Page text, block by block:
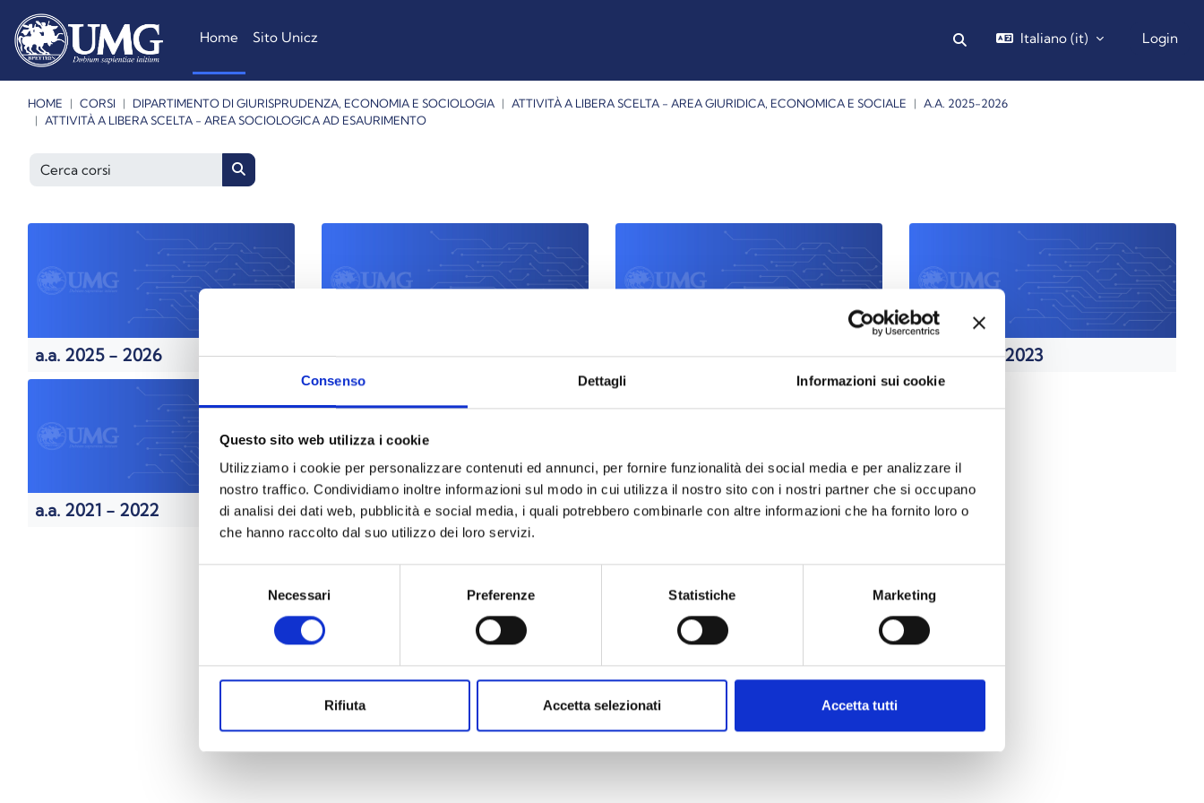
Consenso Dettagli Informazioni sui cookie
Questo sito web utilizza i cookie
Utilizziamo i cookie per personalizzare contenuti ed annunci, per fornire funzionalità dei social media e per analizzare il
nostro traffico. Condividiamo inoltre informazioni sul modo in cui utilizza il nostro sito con i nostri partner che si occupano
di analisi dei dati web, pubblicità e social media, i quali potrebbero combinarle con altre informazioni che ha fornito loro o
che hanno raccolto dal suo utilizzo dei loro servizi.
Necessari Preferenze Statistiche Marketing
Rifiuta Accetta selezionati Accetta tutti
Home
Sito Unicz Attiva/disattiva input di ricerca
Italiano ‎(it)‎ Login
HOME CORSI DIPARTIMENTO DI GIURISPRUDENZA, ECONOMIA E SOCIOLOGIA ATTIVITÀ A LIBERA SCELTA - AREA GIURIDICA, ECONOMICA E SOCIALE
A.A. 2025-2026
ATTIVITÀ A LIBERA SCELTA - AREA SOCIOLOGICA AD ESAURIMENTO
Cerca corsi
Cerca corsi
a.a. 2025 - 2026 a.a. 2024 - 2025 a.a. 2023 - 2024 a.a. 2022 - 2023
a.a. 2021 - 2022 a.a. 2020 - 2021